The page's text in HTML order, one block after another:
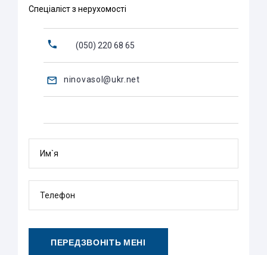
Спеціаліст з нерухомості
(050) 220 68 65
ninovasol@ukr.net
Им`я
Телефон
ПЕРЕДЗВОНІТЬ МЕНІ